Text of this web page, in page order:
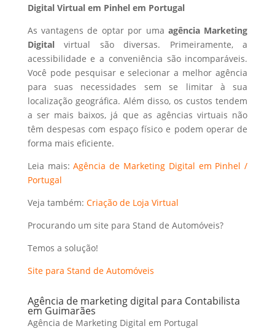
Digital Virtual em Pinhel em Portugal
As vantagens de optar por uma agência Marketing
Digitalvirtual são diversas. Primeiramente, a
acessibilidade e a conveniência são incomparáveis.
Você pode pesquisar e selecionar a melhor agência
para suas necessidades sem se limitar à sua
localização geográfica. Além disso, os custos tendem
a ser mais baixos, já que as agências virtuais não
têm despesas com espaço físico e podem operar de
forma mais eficiente.
Leia mais:Agência de Marketing Digital em Pinhel /
Portugal
Veja também: Criação de Loja Virtual
Procurando um site para Stand de Automóveis?
Temos a solução!
Site para Stand de Automóveis
Agência de marketing digital para Contabilista
em Guimarães
Agência de Marketing Digital em Portugal